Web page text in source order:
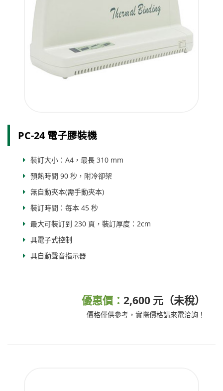
PC-24 電子膠裝機
裝訂大小：A4，最長 310 mm
預熱時間 90 秒，附冷卻架
無自動夾本(需手動夾本)
裝訂時間：每本 45 秒
最大可裝訂到 230 頁，裝訂厚度：2cm
具電子式控制
具自動聲音指示器
優惠價：2,600 元（未稅）
價格僅供參考，實際價格請來電洽詢！